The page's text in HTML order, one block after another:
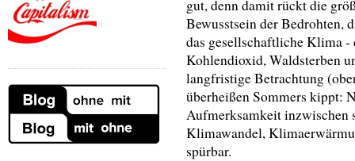
gut, denn damit rückt die
Bewusstsein der Bedrohten,
das gesellschaftliche Klima -
Kohlendioxid, Waldsterben
langfristige Betrachtung
überheißen Sommers kippt:
Aufmerksamkeit inzwischen
Klimawandel,
spürbar.